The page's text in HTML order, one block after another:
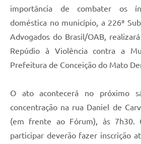
Conselho Municipal de Conservação e
Meio Ambiente-CODEMA
Galeria de Fotos
Contratos
Arquivos para Download
Galeria de Vídeos
importância de combater os
doméstica no município, a 226ª
Advogados do Brasil/OAB,
Repúdio à Violência contra a
Prefeitura de Conceição do Mato
O ato acontecerá no próximo
concentração na rua Daniel de
(em frente ao Fórum), às 7h30.
participar deverão fazer inscrição